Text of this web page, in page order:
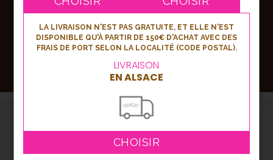
S'inscrire
LA LIVRAISON N'EST PAS GRATUITE, ET ELLE N'EST
DISPONIBLE QU'À PARTIR DE 150€ D'ACHAT AVEC DES
FRAIS DE PORT SELON LA LOCALITÉ (CODE POSTAL).
LIVRAISON
EN ALSACE
CHOISIR